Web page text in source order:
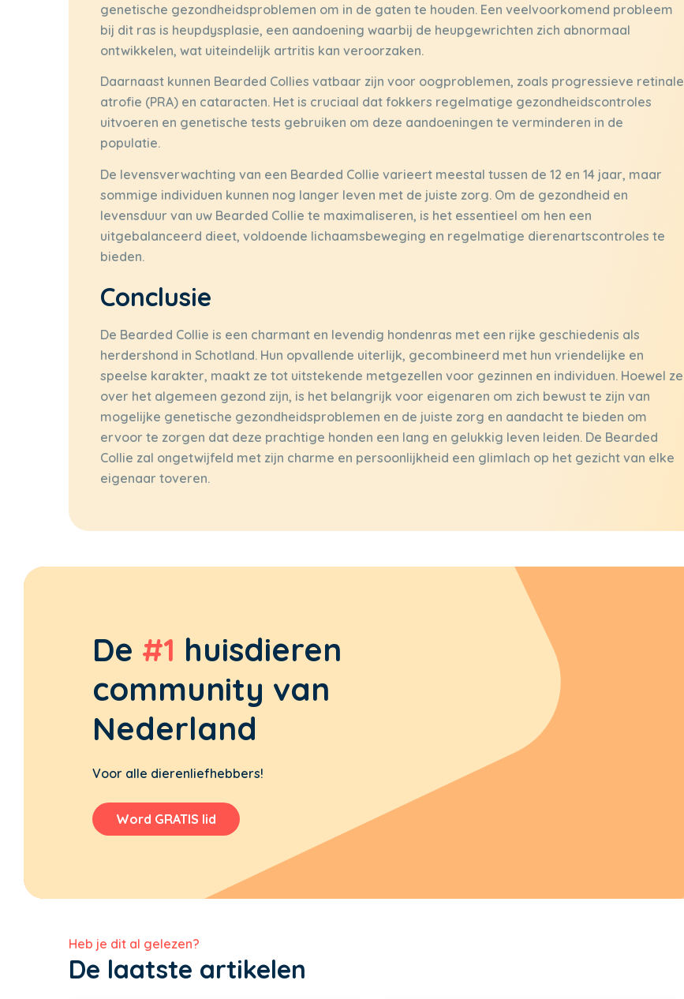
genetische gezondheidsproblemen om in de gaten te houden. Een veelvoorkomend probleem
bij dit ras is heupdysplasie, een aandoening waarbij de heupgewrichten zich abnormaal
ontwikkelen, wat uiteindelijk artritis kan veroorzaken.
Daarnaast kunnen Bearded Collies vatbaar zijn voor oogproblemen, zoals progressieve retinale
atrofie (PRA) en cataracten. Het is cruciaal dat fokkers regelmatige gezondheidscontroles
uitvoeren en genetische tests gebruiken om deze aandoeningen te verminderen in de
populatie.
De levensverwachting van een Bearded Collie varieert meestal tussen de 12 en 14 jaar, maar
sommige individuen kunnen nog langer leven met de juiste zorg. Om de gezondheid en
levensduur van uw Bearded Collie te maximaliseren, is het essentieel om hen een
uitgebalanceerd dieet, voldoende lichaamsbeweging en regelmatige dierenartscontroles te
bieden.
Conclusie
De Bearded Collie is een charmant en levendig hondenras met een rijke geschiedenis als
herdershond in Schotland. Hun opvallende uiterlijk, gecombineerd met hun vriendelijke en
speelse karakter, maakt ze tot uitstekende metgezellen voor gezinnen en individuen. Hoewel ze
over het algemeen gezond zijn, is het belangrijk voor eigenaren om zich bewust te zijn van
mogelijke genetische gezondheidsproblemen en de juiste zorg en aandacht te bieden om
ervoor te zorgen dat deze prachtige honden een lang en gelukkig leven leiden. De Bearded
Collie zal ongetwijfeld met zijn charme en persoonlijkheid een glimlach op het gezicht van elke
eigenaar toveren.
De #1 huisdieren
community van
Nederland
Voor alle dierenliefhebbers!
Word GRATIS lid
Heb je dit al gelezen?
De laatste artikelen